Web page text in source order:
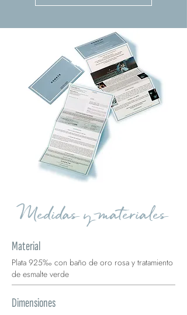
Medidas y materiales
Material
Plata 925‰ con baño de oro rosa y tratamiento
de esmalte verde
Dimensiones